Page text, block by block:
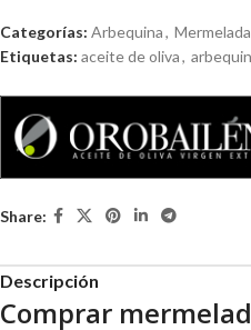
Categorías: Arbequina,
Etiquetas: aceite de oliva,
Share:
Descripción
Comprar